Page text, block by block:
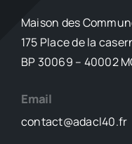
Maison des
175 Place de la
BP 30069 – 40002
Email
contact@adacl40.fr